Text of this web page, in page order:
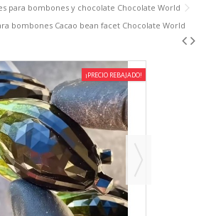
para bombones y chocolate Chocolate World
bombones Cacao bean facet Chocolate World
¡PRECIO REBAJADO!